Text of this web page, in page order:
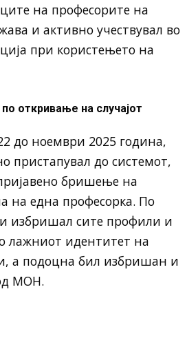
на професорите на
и активно учествувал во
при користењето на
откривање на случајот
до ноември 2025 година,
пристапувал до системот,
бришење на
на една професорка. По
избришал сите профили и
лажниот идентитет на
а подоцна бил избришан и
МОН.